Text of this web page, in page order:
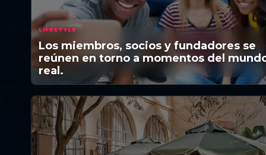
LIFESTYLE
Los miembros, socios y fundadores se
reúnen en torno a momentos del
real.